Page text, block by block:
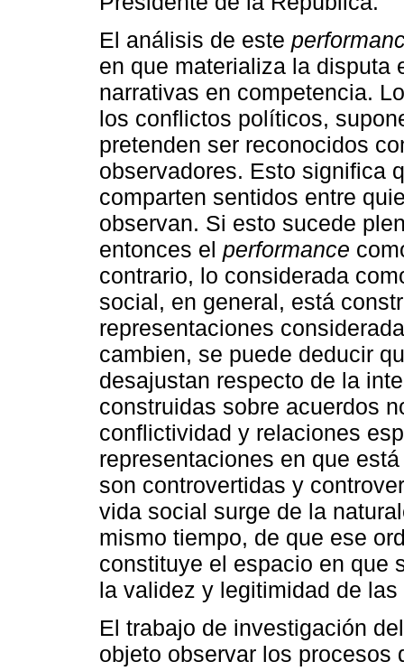
El análisis de este
en que materializa la disputa
narrativas en competencia.
los conflictos políticos,
pretenden ser reconocidos
observadores. Esto significa
comparten sentidos entre
observan. Si esto sucede
entonces el performance
contrario, lo considerada
social, en general, está
representaciones
cambien, se puede deducir
desajustan respecto de la
construidas sobre acuerdos
conflictividad y relaciones
representaciones en que
son controvertidas y
vida social surge de la
mismo tiempo, de que ese
constituye el espacio en que
la validez y legitimidad de
El trabajo de investigación
objeto observar los procesos